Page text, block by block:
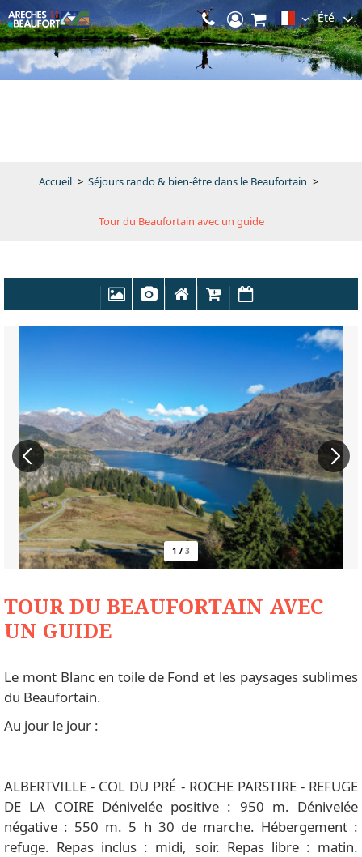
Été
Accueil > Séjours rando & bien-être dans le Beaufortain >
Tour du Beaufortain avec un guide
1 / 3
TOUR DU BEAUFORTAIN AVEC
UN GUIDE
Le mont Blanc en toile de Fond et les paysages sublimes
du Beaufortain.
Au jour le jour :
ALBERTVILLE - COL DU PRÉ - ROCHE PARSTIRE - REFUGE
DE LA COIRE Dénivelée positive : 950 m. Dénivelée
négative : 550 m. 5 h 30 de marche. Hébergement :
refuge. Repas inclus : midi, soir. Repas libre : matin.